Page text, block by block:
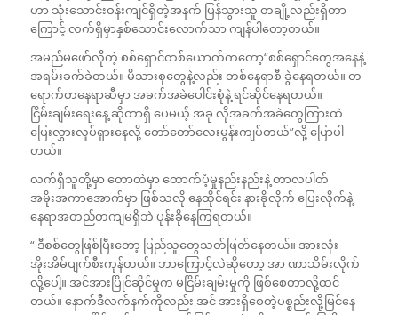
ဟာ သုံးသောင်းဝန်းကျင်ရှိတဲ့အနက် ပြန်သွားသူ တချို့လည်းရှိတာ
ကြောင့် လက်ရှိမှာနှစ်သောင်းလောက်သာ ကျန်ပါတော့တယ်။
အမည်မဖော်လိုတဲ့ စစ်ရှောင်တစ်ယောက်ကတော့“စစ်ရှောင်တွေအနေနဲ့
အရမ်းခက်ခဲတယ်။ မိသားစုတွေနဲ့လည်း တစ်နေရာစီ ခွဲနေရတယ်။ တ
ရောက်တနေရာဆီမှာ အခက်အခဲပေါင်းစုံနဲ့ ရင်ဆိုင်နေရတယ်။
ငြိမ်းချမ်းရေးနေ့ ဆိုတာရှိ ပေမယ့် အခု လိုအခက်အခဲတွေကြားထဲ
ပြေးလွှားလှုပ်ရှားနေလို့ တော်တော်လေးမွန်းကျပ်တယ်”လို့ ပြောပါ
တယ်။
လက်ရှိသူတို့မှာ တောထဲမှာ ထောက်ပံ့မှုနည်းနည်းနဲ့ တာလပါတ်
အမိုးအကာအောက်မှာ ဖြစ်သလို နေထိုင်ရင်း နားခိုလိုက် ပြေးလိုက်နဲ့
နေရာအတည်တကျမရှိဘဲ ပုန်းခိုနေကြရတယ်။
“ ဒီစစ်တွေဖြစ်ပြီးတော့ ပြည်သူတွေသတ်ဖြတ်နေတယ်။ အားလုံး
အိုးအိမ်ပျက်စီးကုန်တယ်။ ဘာကြောင့်လဲဆိုတော့ အာ ဏာသိမ်းလိုက်
လို့ပေါ့။ အင်အားပြိုင်ဆိုင်မှုက မငြိမ်းချမ်းမှုကို ဖြစ်စေတာလို့ထင်
တယ်။ နောက်ဒီလက်နက်ကိုလည်း အင် အားရှိစေတဲ့ပစ္စည်းလို့မြင်နေ